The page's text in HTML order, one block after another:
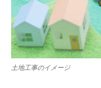
土地工事のイメージ